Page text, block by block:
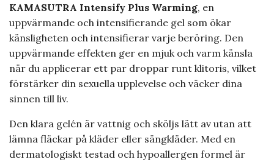
KAMASUTRA Intensify Plus Warming, en
uppvärmande och intensifierande gel som ökar
känsligheten och intensifierar varje beröring. Den
uppvärmande effekten ger en mjuk och varm känsla
när du applicerar ett par droppar runt klitoris, vilket
förstärker din sexuella upplevelse och väcker dina
sinnen till liv.
Den klara gelén är vattnig och sköljs lätt av utan att
lämna fläckar på kläder eller sängkläder. Med en
dermatologiskt testad och hypoallergen formel är